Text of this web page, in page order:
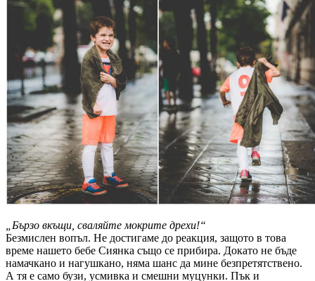
„Бързо вкъщи, сваляйте мокрите дрехи!“
Безмислен вопъл. Не достигаме до реакция, защото в това
време нашето бебе Сиянка също се прибира. Докато не бъде
намачкано и нагушкано, няма шанс да мине безпретятствено.
А тя е само бузи, усмивка и смешни муцунки. Пък и